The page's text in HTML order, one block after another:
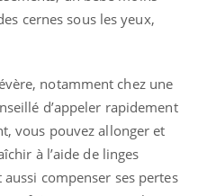
cernes sous les yeux,
notamment chez une
d’appeler rapidement
vous pouvez allonger et
à l’aide de linges
compenser ses pertes